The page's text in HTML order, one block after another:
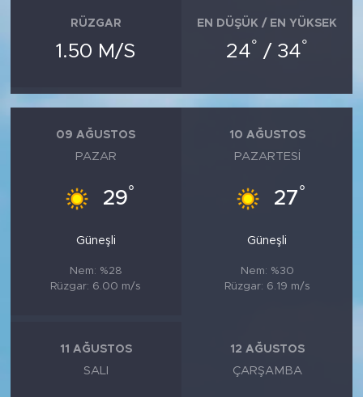
RÜZGAR
1.50 M/S
EN DÜŞÜK / EN YÜKSEK
24° / 34°
09 AĞUSTOS
PAZAR
29°
Güneşli
Nem: %28
Rüzgar: 6.00 m/s
10 AĞUSTOS
PAZARTESI
27°
Güneşli
Nem: %30
Rüzgar: 6.19 m/s
11 AĞUSTOS
SALI
12 AĞUSTOS
ÇARŞAMBA